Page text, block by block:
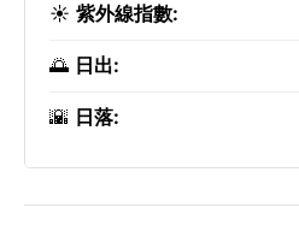
☀️ 紫外線指數:
🌅 日出:
🌇 日落: